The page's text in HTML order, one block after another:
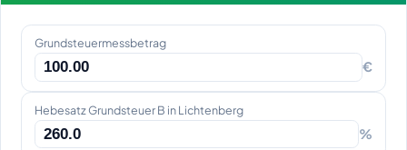
Grundsteuermessbetrag
€
Hebesatz Grundsteuer B in Lichtenberg
%